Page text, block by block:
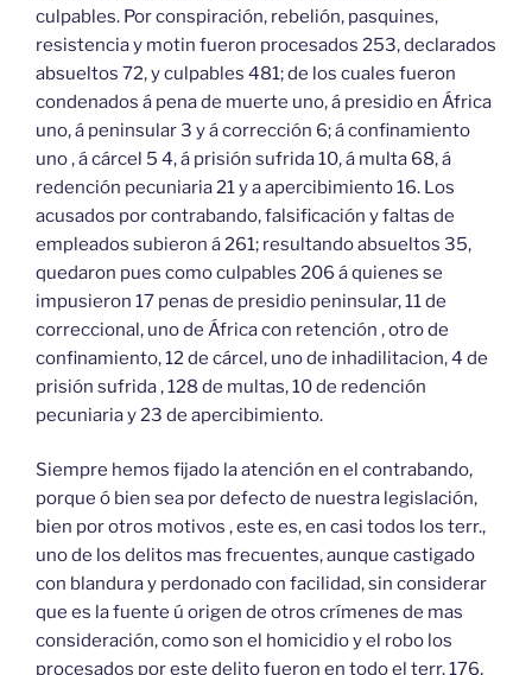
culpables. Por conspiración, rebelión, pasquines,
resistencia y motin fueron procesados 253, declarados
absueltos 72, y culpables 481; de los cuales fueron
condenados á pena de muerte uno, á presidio en África
uno, á peninsular 3 y á corrección 6; á confinamiento
uno , á cárcel 5 4, á prisión sufrida 10, á multa 68, á
redención pecuniaria 21 y a apercibimiento 16. Los
acusados por contrabando, falsificación y faltas de
empleados subieron á 261; resultando absueltos 35,
quedaron pues como culpables 206 á quienes se
impusieron 17 penas de presidio peninsular, 11 de
correccional, uno de África con retención , otro de
confinamiento, 12 de cárcel, uno de inhadilitacion, 4 de
prisión sufrida , 128 de multas, 10 de redención
pecuniaria y 23 de apercibimiento.
Siempre hemos fijado la atención en el contrabando,
porque ó bien sea por defecto de nuestra legislación,
bien por otros motivos , este es, en casi todos los terr.,
uno de los delitos mas frecuentes, aunque castigado
con blandura y perdonado con facilidad, sin considerar
que es la fuente ú origen de otros crímenes de mas
consideración, como son el homicidio y el robo los
procesados por este delito fueron en todo el terr. 176,